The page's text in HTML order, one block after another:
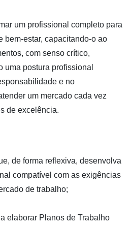
um profissional completo para
bem-estar, capacitando-o ao
com senso crítico,
uma postura profissional
e no
um mercado cada vez
de excelência.
de forma reflexiva, desenvolva
compatível com as exigências
de trabalho;
elaborar Planos de Trabalho